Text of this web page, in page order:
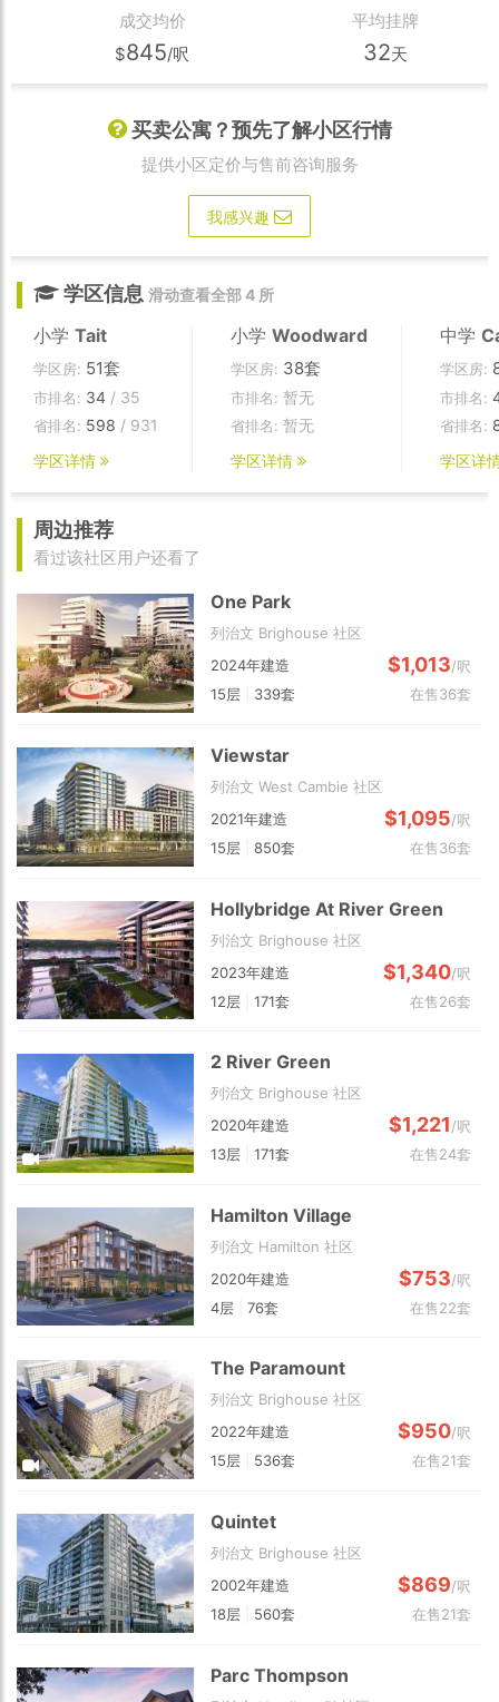
成交均价
$845/呎
平均挂牌
32天
买卖公寓？预先了解小区行情
提供小区定价与售前咨询服务
我感兴趣
学区信息 滑动查看全部 4 所
小学 Tait
学区房: 51套
市排名: 34 / 35
省排名: 598 / 931
学区详情
小学 Woodward
学区房: 38套
市排名: 暂无
省排名: 暂无
学区详情
中学
学区房:
市排名:
省排名:
学区详
周边推荐
看过该社区用户还看了
One Park
列治文 Brighouse 社区
2024年建造
$1,013/呎
15层
339套 在售36套
Viewstar
列治文 West Cambie 社区
2021年建造
$1,095/呎
15层
850套 在售36套
Hollybridge At River Green
列治文 Brighouse 社区
2023年建造
$1,340/呎
12层
171套 在售26套
2 River Green
列治文 Brighouse 社区
2020年建造
$1,221/呎
13层
171套 在售24套
Hamilton Village
列治文 Hamilton 社区
2020年建造
$753/呎
4层
76套 在售22套
The Paramount
列治文 Brighouse 社区
2022年建造
$950/呎
15层
536套 在售21套
Quintet
列治文 Brighouse 社区
2002年建造
$869/呎
18层
560套 在售21套
Parc Thompson